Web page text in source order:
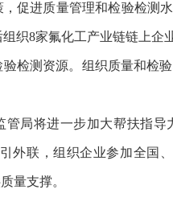
进质量管理和检验检测水
织8家氟化工产业链链上企
检测资源。组织质量和检
将进一步加大帮扶指导
外联，组织企业参加全国
量支撑。